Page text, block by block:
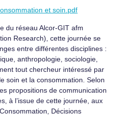
et soin.pdf
du réseau Alcor-GIT afm
Research), cette journée se
entre différentes disciplines :
anthropologie, sociologie,
tout chercheur intéressé par
soin et la consommation. Selon
propositions de communication
à l’issue de cette journée, aux
Décisions